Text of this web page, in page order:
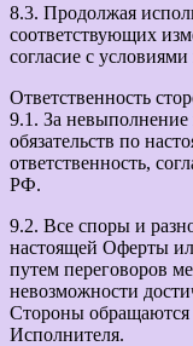
8.3. Продолжая
соответствующих
согласие с
Ответственность
9.1. За
обязательств по
ответственность,
РФ.
9.2. Все споры и
настоящей Оферты
путем переговоров
невозможности
Стороны обращаются
Исполнителя.